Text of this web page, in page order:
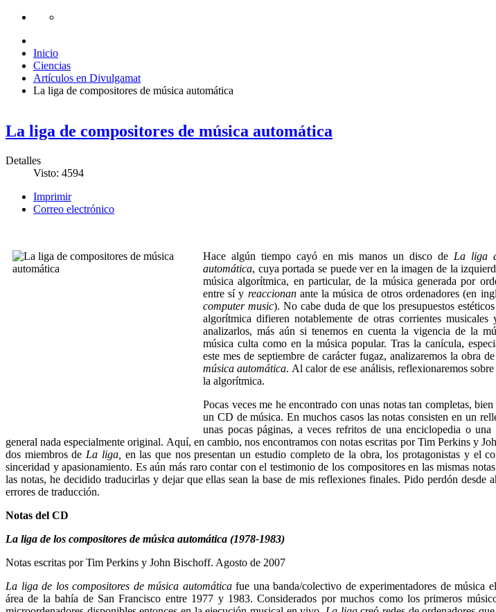
Inicio
Ciencias
Artículos en Divulgamat
La liga de compositores de música automática
La liga de compositores de música automática
Detalles
Visto: 4594
Imprimir
Correo electrónico
Hace algún tiempo cayó en mis manos un disco de La liga
automática, cuya portada se puede ver en la imagen de la
música algorítmica, en particular, de la música generada por
entre sí y reaccionanante la música de otros ordenadores (en
computer music). No cabe duda de que los presupuestos
algorítmica difieren notablemente de otras corrientes
analizarlos, más aún si tenemos en cuenta la vigencia de la
música culta como en la música popular. Tras la canícula,
este mes de septiembre de carácter fugaz, analizaremos la obra de
música automática. Al calor de ese análisis, reflexionaremos
la algorítmica.
Pocas veces me he encontrado con unas notas tan completas,
un CD de música. En muchos casos las notas consisten en un
unas pocas páginas, a veces refritos de una enciclopedia o
general nada especialmente original. Aquí, en cambio, nos encontramos con notas escritas por Tim Perkins y
dos miembros de La liga, en las que nos presentan un estudio completo de la obra, los protagonistas y el
sinceridad y apasionamiento. Es aún más raro contar con el testimonio de los compositores en las mismas
las notas, he decidido traducirlas y dejar que ellas sean la base de mis reflexiones finales. Pido perdón desde
errores de traducción.
Notas del CD
La liga de los compositores de música automática (1978-1983)
Notas escritas por Tim Perkins y John Bischoff. Agosto de 2007
La liga de los compositores de música automáticafue una banda/colectivo de experimentadores de música
área de la bahía de San Francisco entre 1977 y 1983. Considerados por muchos como los primeros